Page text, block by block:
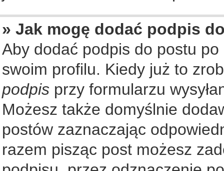
» Jak mogę dodać podpis
Aby dodać podpis do postu
swoim profilu. Kiedy już to
podpis przy formularzu
Możesz także domyślnie
postów zaznaczając
razem pisząc post możesz